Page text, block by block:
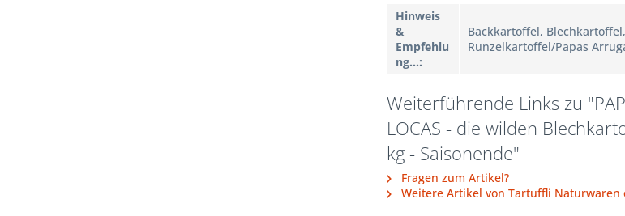
Hinweis
&
Empfehlu
ng...:
Backkartoffel, Blechkartoffel,
Runzelkartoffel/Papas
Weiterführende Links zu
LOCAS - die wilden
kg - Saisonende"
Fragen zum Artikel?
Weitere Artikel von Tartuffli Naturwaren